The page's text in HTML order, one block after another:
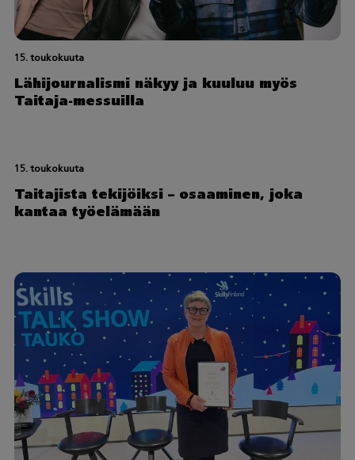
15. toukokuuta
Lähijournalismi näkyy ja kuuluu myös
Taitaja-messuilla
15. toukokuuta
Taitajista tekijöiksi – osaaminen, joka
kantaa työelämään